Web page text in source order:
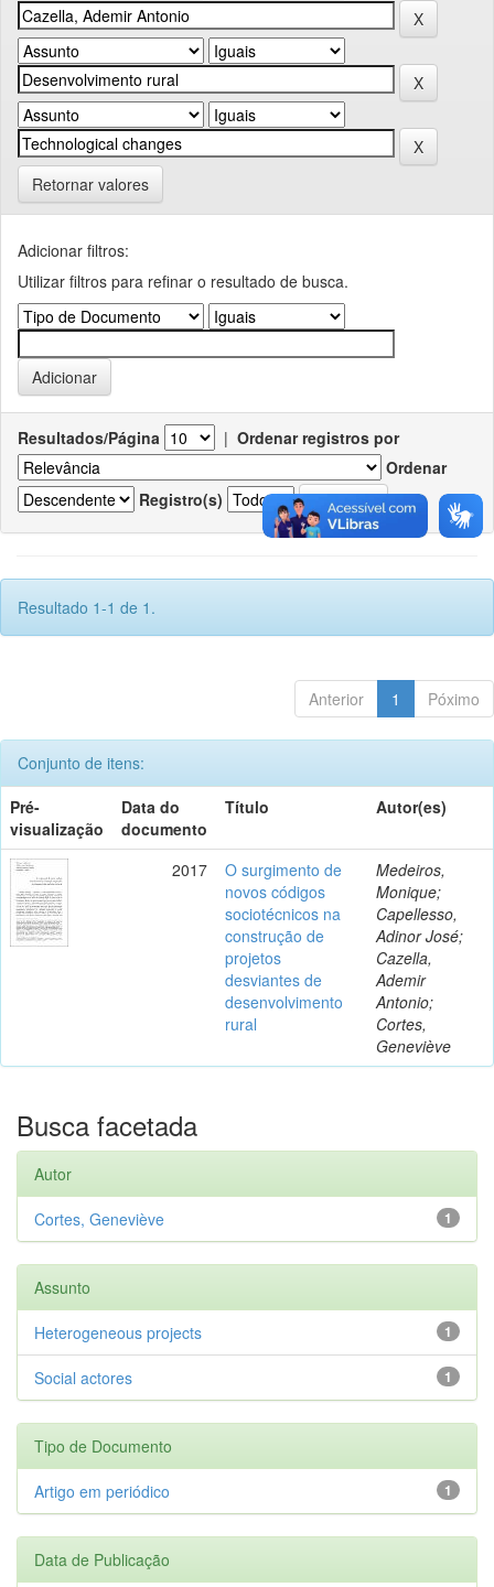
Retornar valores
Adicionar filtros:
Utilizar filtros para refinar o resultado de busca.
Resultados/Página | Ordenar registros por
Ordenar
Registro(s)
Resultado 1-1 de 1.
Anterior 1 Póximo
Conjunto de itens:
Pré-
visualização
Data do
documento
Título Autor(es)
2017
O surgimento de
novos códigos
sociotécnicos na
construção de
projetos
desviantes de
desenvolvimento
rural
Medeiros,
Monique;
Capellesso,
Adinor José;
Cazella,
Ademir
Antonio;
Cortes,
Geneviève
Busca facetada
Autor
1
Cortes, Geneviève
Assunto
1
Heterogeneous projects
1
Social actores
Tipo de Documento
1
Artigo em periódico
Data de Publicação